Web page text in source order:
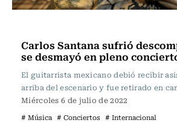
Carlos Santana sufrió
se desmayó en pleno
El guitarrista mexicano debió recibir
arriba del escenario y fue retirado en
Miércoles 6 de julio de 2022
# Música # Conciertos # Internacional